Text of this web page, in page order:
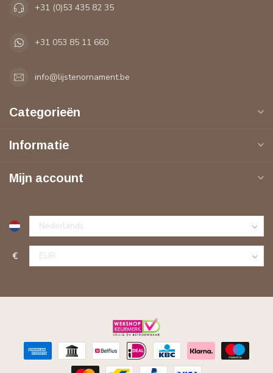
+31 (0)53 435 82 35
+31 053 85 11 660
info@lijstenornament.be
Categorieën
Informatie
Mijn account
€